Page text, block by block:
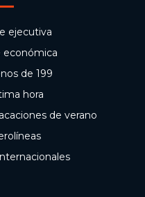
ejecutiva
económica
de 199
hora
de verano